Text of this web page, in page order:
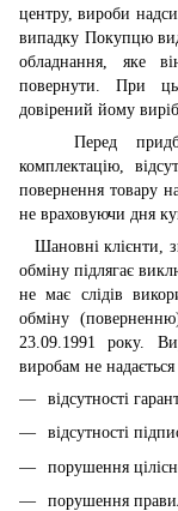
центру, вироби
випадку Покупцю
обладнання, яке
повернути. При
довірений йому виріб.
Перед
комплектацію,
повернення товару
не враховуючи дня
Шановні клієнти,
обміну підлягає
не має слідів
обміну
23.09.1991 року.
виробам не
відсутності
відсутності
порушення
порушення